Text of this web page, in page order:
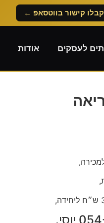
קבלו קישור בווטסאפ ←
לעסקים אודות